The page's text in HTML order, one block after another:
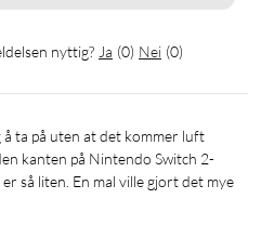
nyttig? Ja (0) Nei (0)
kanten på Nintendo Switch 2-
så liten. En mal ville gjort det mye